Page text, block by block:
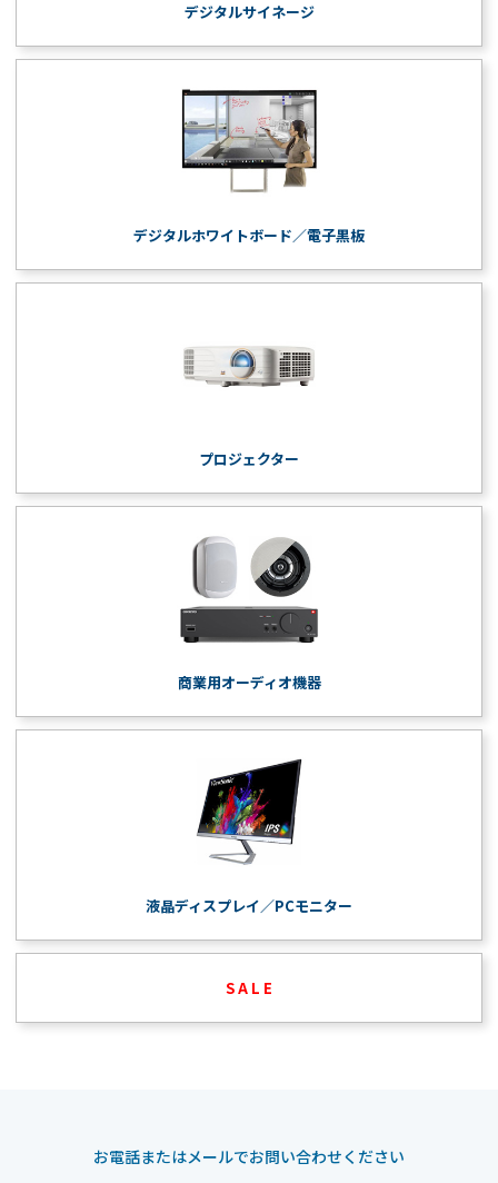
デジタルサイネージ
デジタルホワイトボード／電子黒板
プロジェクター
商業用オーディオ機器
液晶ディスプレイ／PCモニター
S A L E
お電話またはメールでお問い合わせください